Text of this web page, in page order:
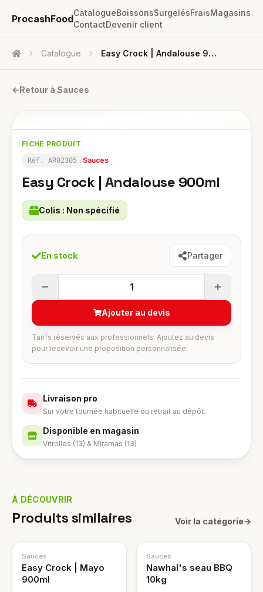
ProcashFood
CatalogueBoissonsSurgelésFraisMagasins
ContactDevenir client
Accueil Catalogue Easy Crock | Andalouse 900ml
←Retour à Sauces
FICHE PRODUIT
Réf. AR02305 Sauces
Easy Crock | Andalouse 900ml
Colis : Non spécifié
En stock Partager
1
Ajouter au devis
Tarifs réservés aux professionnels. Ajoutez au devis
pour recevoir une proposition personnalisée.
Livraison pro
Sur votre tournée habituelle ou retrait au dépôt.
Disponible en magasin
Vitrolles (13) & Miramas (13)
À DÉCOUVRIR
Produits similaires Voir la catégorie→
Sauces
Easy Crock | Mayo
900ml
Sauces
Nawhal's seau BBQ
10kg